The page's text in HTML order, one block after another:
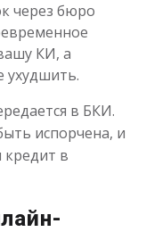
через бюро
КИ, а
ухудшить.
в БКИ.
испорчена, и
кредит в